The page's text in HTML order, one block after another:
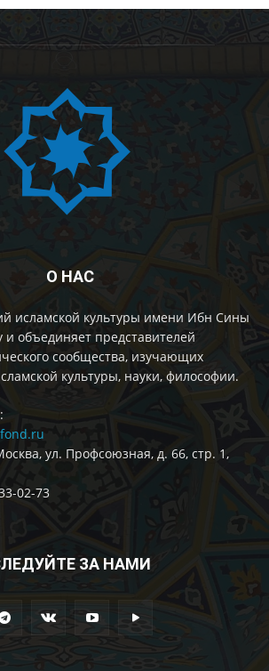
О НАС
исламской культуры имени Ибн Сины
и объединяет представителей
сообщества, изучающих
культуры, науки, философии.
ул. Профсоюзная, д. 66, стр. 1,
02-73
ЗА НАМИ